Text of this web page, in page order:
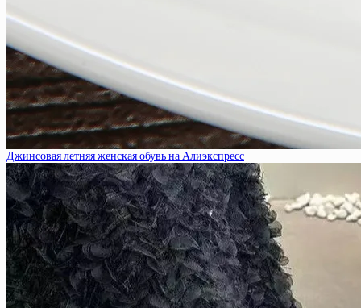
Джинсовая летняя женская обувь на Алиэкспресс